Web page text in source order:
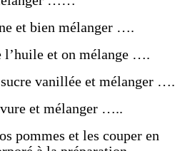
et bien mélanger ….
l’huile et on mélange ….
vanillée et mélanger ….
et mélanger …..
pommes et les couper en